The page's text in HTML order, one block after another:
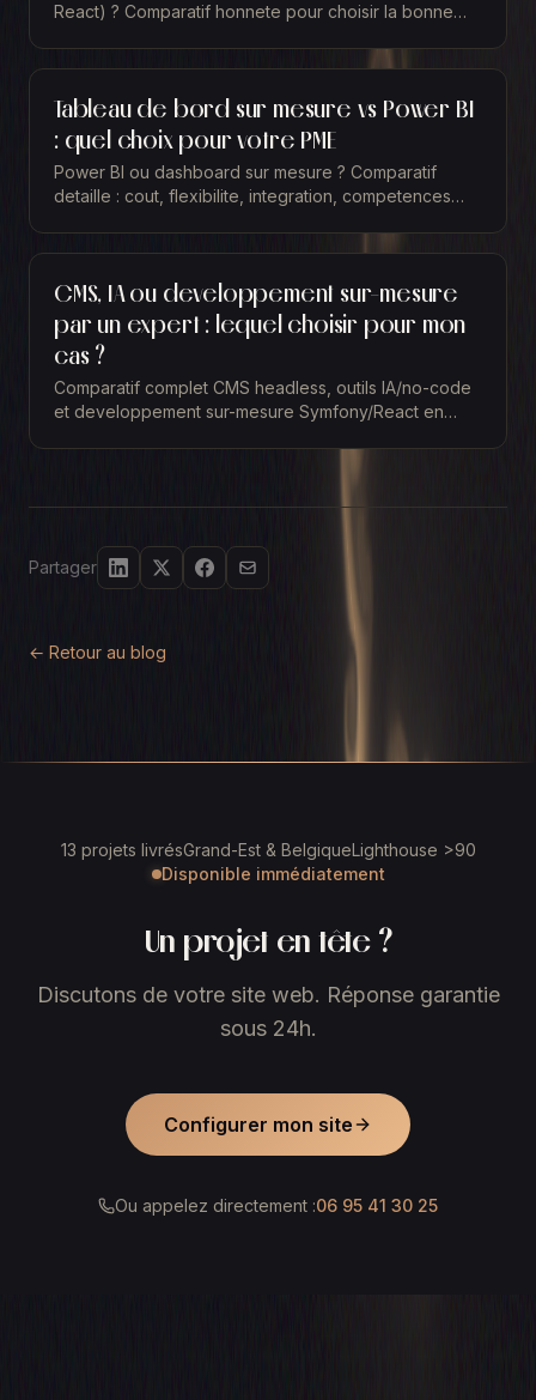
React) ? Comparatif honnete pour choisir la bonne
Tableau de bord sur mesure vs Power BI
: quel choix pour votre PME
Power BI ou dashboard sur mesure ? Comparatif
detaille : cout, flexibilite, integration, competences
CMS, IA ou developpement sur-mesure
par un expert : lequel choisir pour mon
cas ?
Comparatif complet CMS headless, outils IA/no-code
et developpement sur-mesure Symfony/React en
Partager
← Retour au blog
13 projets livrésGrand-Est & BelgiqueLighthouse >90
Disponible immédiatement
Un projet en tête ?
Discutons de votre site web. Réponse garantie
sous 24h.
Configurer mon site
Ou appelez directement :06 95 41 30 25